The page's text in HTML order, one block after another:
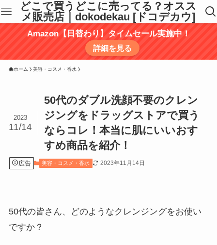
どこで買うどこに売ってる？オスス
メ販売店｜dokodekau [ドコデカウ]
Amazon【日替わり】タイムセール実施中！
詳細を見る
ホーム 美容・コスメ・香水
50代のダブル洗顔不要のクレン
ジングをドラッグストアで買う
ならコレ！本当に肌にいいおす
すめ商品を紹介！
2023
11/14
広告 美容・コスメ・香水 2023年11月14日
50代の皆さん、どのようなクレンジングをお使い
ですか？